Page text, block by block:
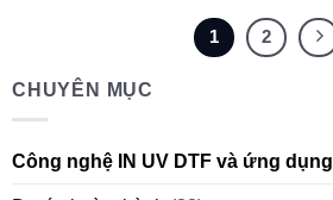
1 2
CHUYÊN MỤC
Công nghệ IN UV DTF và ứng dụng